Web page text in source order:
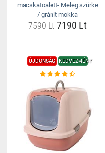
macskatoalett- Meleg szürke
/ gránit mokka
7590 Lt7190 Lt
ÚJDONSÁG KEDVEZMÉNY